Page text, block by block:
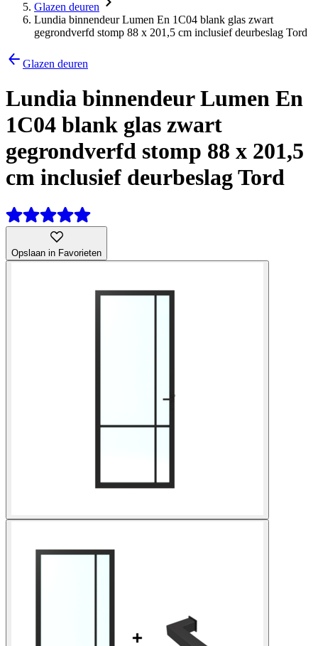
Glazen deuren
Lundia binnendeur Lumen En 1C04 blank glas zwart
gegrondverfd stomp 88 x 201,5 cm inclusief deurbeslag Tord
Glazen deuren
Lundia binnendeur Lumen En
1C04 blank glas zwart
gegrondverfd stomp 88 x 201,5
cm inclusief deurbeslag Tord
Opslaan in Favorieten